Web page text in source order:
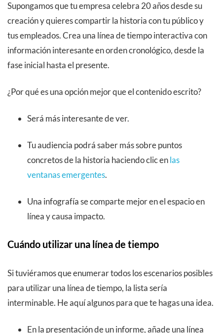
Supongamos que tu empresa celebra 20 años desde su
creación y quieres compartir la historia con tu público y
tus empleados. Crea una línea de tiempo interactiva con
información interesante en orden cronológico, desde la
fase inicial hasta el presente.
¿Por qué es una opción mejor que el contenido escrito?
Será más interesante de ver.
Tu audiencia podrá saber más sobre puntos
concretos de la historia haciendo clic enlas
ventanas emergentes.
Una infografía se comparte mejor en el espacio en
línea y causa impacto.
Cuándo utilizar una línea de tiempo
Si tuviéramos que enumerar todos los escenarios posibles
para utilizar una línea de tiempo, la lista sería
interminable. He aquí algunos para que te hagas una idea.
En la presentación de un informe, añade una línea